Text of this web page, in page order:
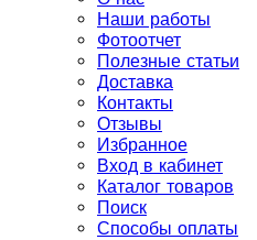
Наши работы
Фотоотчет
Полезные статьи
Доставка
Контакты
Отзывы
Избранное
Вход в кабинет
Каталог товаров
Поиск
Способы оплаты